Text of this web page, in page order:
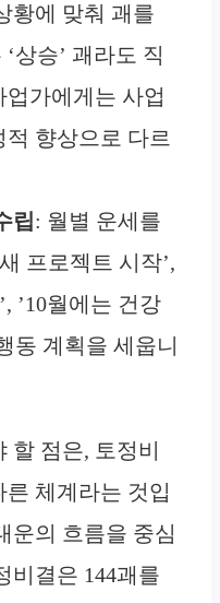
황에 맞춰 괘를
상승’ 괘라도 직
가에게는 사업
향상으로 다르
립: 월별 운세를
프로젝트 시작’,
’10월에는 건강
동 계획을 세웁니
점은, 토정비
체계라는 것입
운의 흐름을 중심
비결은 144괘를